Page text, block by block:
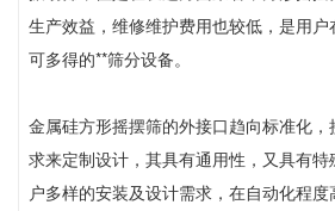
生产效益，维修维护费用也较低，是用
可多得的**筛分设备。
金属硅方形摇摆筛的外接口趋向标准化
求来定制设计，其具有通用性，又具有
户多样的安装及设计需求，在自动化程